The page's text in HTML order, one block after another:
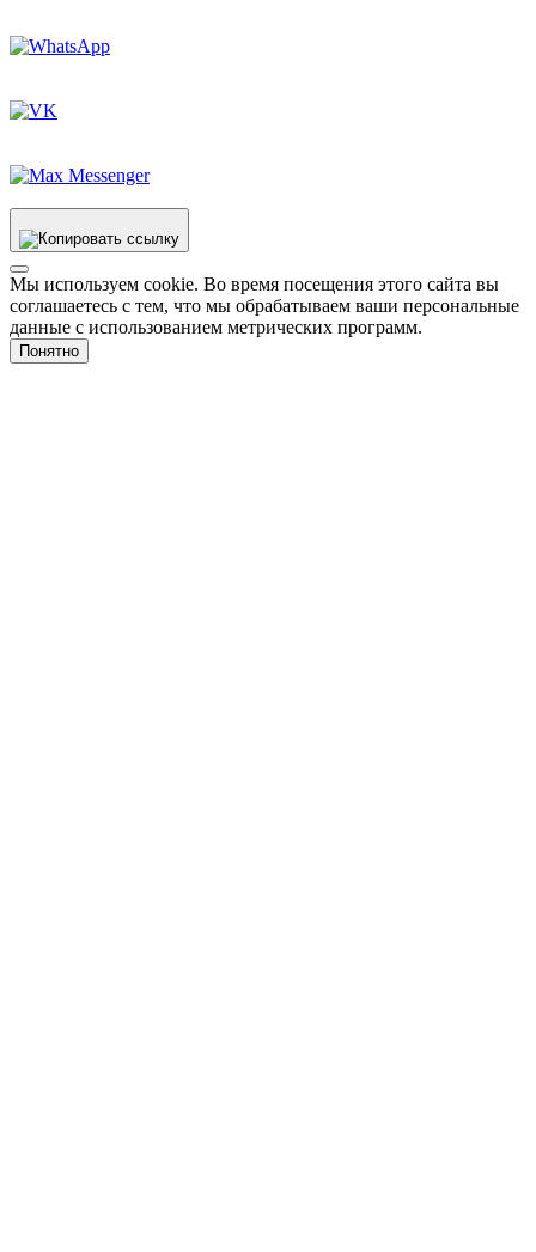
Мы используем cookie. Во время посещения этого сайта вы
соглашаетесь с тем, что мы обрабатываем ваши персональные
данные с использованием метрических программ.
Понятно